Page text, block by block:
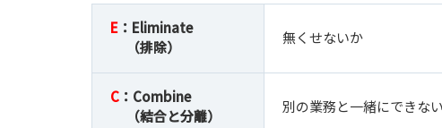
E ：Eliminate
（排除）
無くせないか
C ：Combine
（結合と分離）
別の業務と一緒にできな